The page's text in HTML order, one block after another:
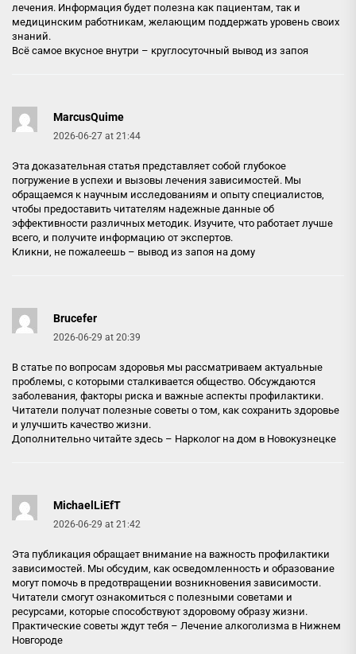
лечения. Информация будет полезна как пациентам, так и
медицинским работникам, желающим поддержать уровень своих
знаний.
Всё самое вкусное внутри – круглосуточный вывод из запоя
MarcusQuime
2026-06-27 at 21:44
Эта доказательная статья представляет собой глубокое
погружение в успехи и вызовы лечения зависимостей. Мы
обращаемся к научным исследованиям и опыту специалистов,
чтобы предоставить читателям надежные данные об
эффективности различных методик. Изучите, что работает лучше
всего, и получите информацию от экспертов.
Кликни, не пожалеешь – вывод из запоя на дому
Brucefer
2026-06-29 at 20:39
В статье по вопросам здоровья мы рассматриваем актуальные
проблемы, с которыми сталкивается общество. Обсуждаются
заболевания, факторы риска и важные аспекты профилактики.
Читатели получат полезные советы о том, как сохранить здоровье
и улучшить качество жизни.
Дополнительно читайте здесь – Нарколог на дом в Новокузнецке
MichaelLiEfT
2026-06-29 at 21:42
Эта публикация обращает внимание на важность профилактики
зависимостей. Мы обсудим, как осведомленность и образование
могут помочь в предотвращении возникновения зависимости.
Читатели смогут ознакомиться с полезными советами и
ресурсами, которые способствуют здоровому образу жизни.
Практические советы ждут тебя – Лечение алкоголизма в Нижнем
Новгороде